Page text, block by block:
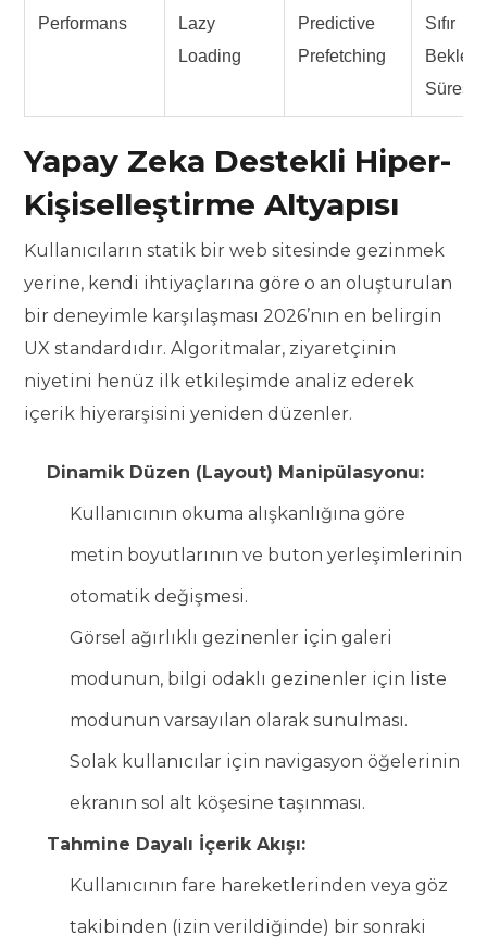
Performans
Lazy
Loading
Predictive
Prefetching
Sıfır
Süresi
Yapay Zeka Destekli Hiper-
Kişiselleştirme Altyapısı
Kullanıcıların statik bir web sitesinde gezinmek
yerine, kendi ihtiyaçlarına göre o an oluşturulan
bir deneyimle karşılaşması 2026’nın en belirgin
UX standardıdır. Algoritmalar, ziyaretçinin
niyetini henüz ilk etkileşimde analiz ederek
içerik hiyerarşisini yeniden düzenler.
Dinamik Düzen (Layout) Manipülasyonu:
Kullanıcının okuma alışkanlığına göre
metin boyutlarının ve buton yerleşimlerinin
otomatik değişmesi.
Görsel ağırlıklı gezinenler için galeri
modunun, bilgi odaklı gezinenler için liste
modunun varsayılan olarak sunulması.
Solak kullanıcılar için navigasyon öğelerinin
ekranın sol alt köşesine taşınması.
Tahmine Dayalı İçerik Akışı:
Kullanıcının fare hareketlerinden veya göz
takibinden (izin verildiğinde) bir sonraki